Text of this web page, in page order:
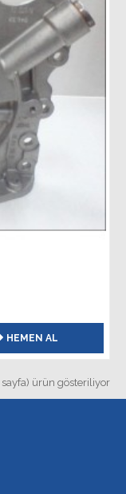
HEMEN AL
sayfa) ürün gösteriliyor